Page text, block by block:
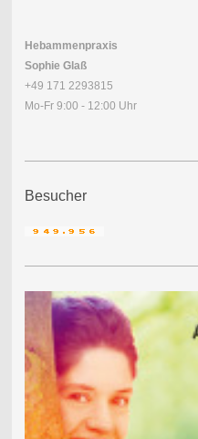
Hebammenpraxis
Sophie Glaß
+49 171 2293815
Mo-Fr 9:00 - 12:00 Uhr
Besucher